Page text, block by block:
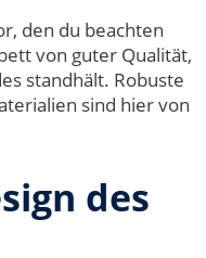
den du beachten
von guter Qualität,
standhält. Robuste
sind hier von
des